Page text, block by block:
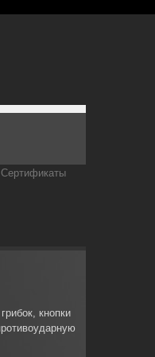
Сертификаты
кнопки